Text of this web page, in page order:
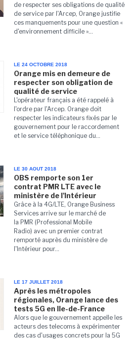
de respecter ses obligations de qualité
de service par l'Arcep, Orange justifie
ces manquements pour une question «
d'environnement difficile »...
LE 24 OCTOBRE 2018
Orange mis en demeure de
respecter son obligation de
qualité de service
L'opérateur français a été rappelé à
l'ordre par l'Arcep. Orange doit
respecter les indicateurs fixés par le
gouvernement pour le raccordement
et le service téléphonique du...
LE 30 AOUT 2018
OBS remporte son 1er
contrat PMR LTE avec le
ministère de l'Intérieur
Grâce à la 4G/LTE, Orange Business
Services arrive sur le marché de
la PMR (Professional Mobile
Radio) avec un premier contrat
remporté auprès du ministère de
l'Intérieur pour...
LE 17 JUILLET 2018
Après les métropoles
régionales, Orange lance des
tests 5G en Ile-de-France
Alors que le gouvernement appelle les
acteurs des telecoms à expérimenter
des cas d'usages concrets pour la 5G